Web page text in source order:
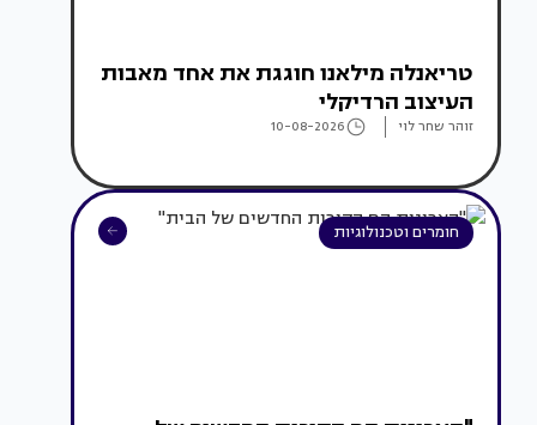
טריאנלה מילאנו חוגגת את אחד מאבות
העיצוב הרדיקלי
זוהר שחר לוי 10-08-2026
חומרים וטכנולוגיות